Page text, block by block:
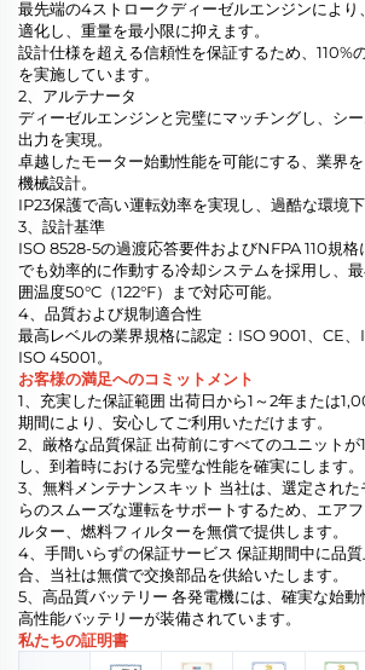
最先端の4ストロークディーゼルエンジンにより
適化し、重量を最小限に抑えます。
設計仕様を超える信頼性を保証するため、110%
を実施しています。
2、アルテナータ
ディーゼルエンジンと完璧にマッチングし、シ
出力を実現。
卓越したモーター始動性能を可能にする、業界
機械設計。
IP23保護で高い運転効率を実現し、過酷な環境下
3、設計基準
ISO 8528-5の過渡応答要件およびNFPA 110規
でも効率的に作動する冷却システムを採用し、
囲温度50°C（122°F）まで対応可能。
4、品質および規制適合性
最高レベルの業界規格に認定：ISO 9001、CE
ISO 45001。
お客様の満足へのコミットメント
1、充実した保証範囲 出荷日から1～2年または
期間により、安心してご利用いただけます。
2、厳格な品質保証 出荷前にすべてのユニット
し、到着時における完璧な性能を確実にします。
3、無料メンテナンスキット 当社は、選定され
らのスムーズな運転をサポートするため、エア
ルター、燃料フィルターを無償で提供します。
4、手間いらずの保証サービス 保証期間中に品
合、当社は無償で交換部品を供給いたします。
5、高品質バッテリー 各発電機には、確実な始
高性能バッテリーが装備されています。
私たちの証明書